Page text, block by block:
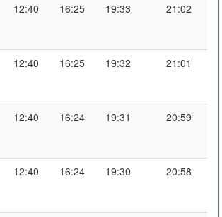
12:40 16:25 19:33 21:02
12:40 16:25 19:32 21:01
12:40 16:24 19:31 20:59
12:40 16:24 19:30 20:58